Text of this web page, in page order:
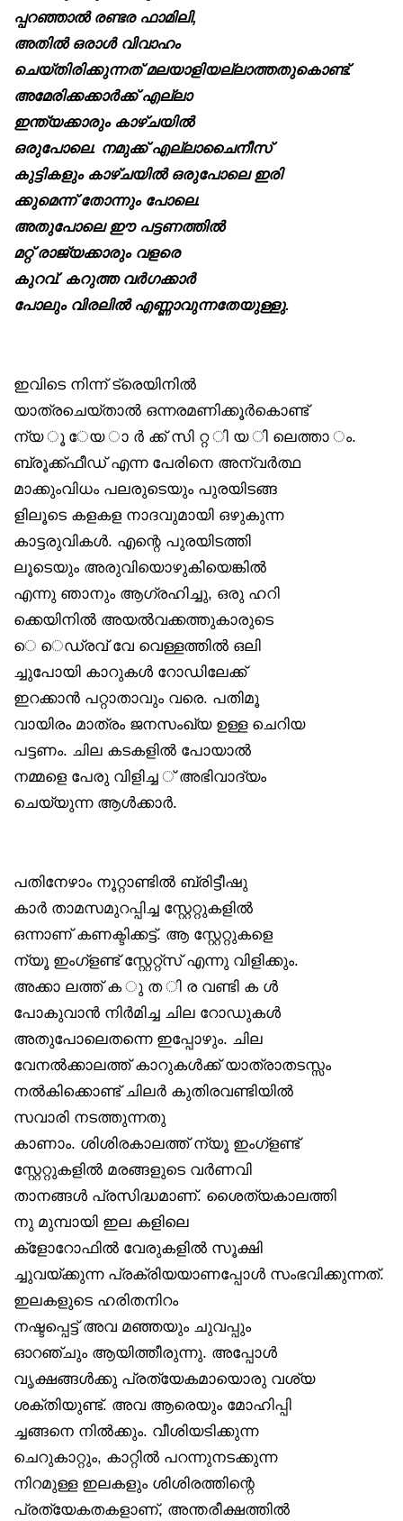
പ്പറഞ്ഞാൽ രണ്ടര ഫാമിലി,
അതിൽ ഒരാൾ വിവാഹം
ചെയ്തിരിക്കുന്നത് മലയാളിയല്ലാത്തതുകൊണ്ട്.
അമേരിക്കക്കാർക്ക് എല്ലാ
ഇന്ത്യക്കാരും കാഴ്ചയിൽ
ഒരുപോലെ. നമുക്ക് എല്ലാചൈനീസ്
കുട്ടികളും കാഴ്ചയിൽ ഒരുപോലെ ഇരി
ക്കുമെന്ന് തോന്നും പോലെ.
അതുപോലെ ഈ പട്ടണത്തിൽ
മറ്റ് രാജ്യക്കാരും വളരെ
കുറവ്. കറുത്ത വർഗക്കാർ
പോലും വിരലിൽ എണ്ണാവുന്നതേയുള്ളു.
ഇവിടെ നിന്ന് ട്രെയിനിൽ
യാത്രചെയ്താൽ ഒന്നരമണിക്കൂർകൊണ്ട്
ന്യ ൂ േയ ാ ർ ക്ക് സി റ്റ ി യ ി ലെത്താ ം.
ബ്രൂക്ക്ഫീഡ് എന്ന പേരിനെ അന്വർത്ഥ
മാക്കുംവിധം പലരുടെയും പുരയിടങ്ങ
ളിലൂടെ കളകള നാദവുമായി ഒഴുകുന്ന
കാട്ടരുവികൾ. എന്റെ പുരയിടത്തി
ലൂടെയും അരുവിയൊഴുകിയെങ്കിൽ
എന്നു ഞാനും ആഗ്രഹിച്ചു, ഒരു ഹറി
ക്കെയിനിൽ അയൽവക്കത്തുകാരുടെ
െ െഡ്രവ് വേ വെള്ളത്തിൽ ഒലി
ച്ചുപോയി കാറുകൾ റോഡിലേക്ക്
ഇറക്കാൻ പറ്റാതാവും വരെ. പതിമൂ
വായിരം മാത്രം ജനസംഖ്യ ഉള്ള ചെറിയ
പട്ടണം. ചില കടകളിൽ പോയാൽ
നമ്മളെ പേരു വിളിച്ച ് അഭിവാദ്യം
ചെയ്യുന്ന ആൾക്കാർ.
പതിനേഴാം നൂറ്റാണ്ടിൽ ബ്രിട്ടീഷു
കാർ താമസമുറപ്പിച്ച സ്റ്റേറ്റുകളിൽ
ഒന്നാണ് കണക്ടിക്കട്ട്. ആ സ്റ്റേറ്റുകളെ
ന്യൂ ഇംഗ്‌ളണ്ട് സ്റ്റേറ്റ്‌സ് എന്നു വിളിക്കും.
അക്കാ ലത്ത് ക ു ത ി ര വണ്ടി ക ൾ
പോകുവാൻ നിർമിച്ച ചില റോഡുകൾ
അതുപോലെതന്നെ ഇപ്പോഴും. ചില
വേനൽക്കാലത്ത് കാറുകൾക്ക് യാത്രാതടസ്സം
നൽകിക്കൊണ്ട് ചിലർ കുതിരവണ്ടിയിൽ
സവാരി നടത്തുന്നതു
കാണാം. ശിശിരകാലത്ത് ന്യൂ ഇംഗ്‌ളണ്ട്
സ്റ്റേറ്റുകളിൽ മരങ്ങളുടെ വർണവി
താനങ്ങൾ പ്രസിദ്ധമാണ്. ശൈത്യകാലത്തി
നു മുമ്പായി ഇല കളിലെ
ക്‌ളോറോഫിൽ വേരുകളിൽ സൂക്ഷി
ച്ചുവയ്ക്കുന്ന പ്രക്രിയയാണപ്പോൾ സംഭവിക്കുന്നത്.
ഇലകളുടെ ഹരിതനിറം
നഷ്ടപ്പെട്ട് അവ മഞ്ഞയും ചുവപ്പും
ഓറഞ്ചും ആയിത്തീരുന്നു. അപ്പോൾ
വൃക്ഷങ്ങൾക്കു പ്രത്യേകമായൊരു വശ്യ
ശക്തിയുണ്ട്. അവ ആരെയും മോഹിപ്പി
ച്ചങ്ങനെ നിൽക്കും. വീശിയടിക്കുന്ന
ചെറുകാറ്റും, കാറ്റിൽ പറന്നുനടക്കുന്ന
നിറമുള്ള ഇലകളും ശിശിരത്തിന്റെ
പ്രത്യേകതകളാണ്, അന്തരീക്ഷത്തിൽ